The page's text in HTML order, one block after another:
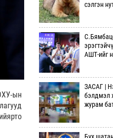
ын
сэлгэн
АШТ-ийг
ЗАСАГ |
бэлдмэл
журам